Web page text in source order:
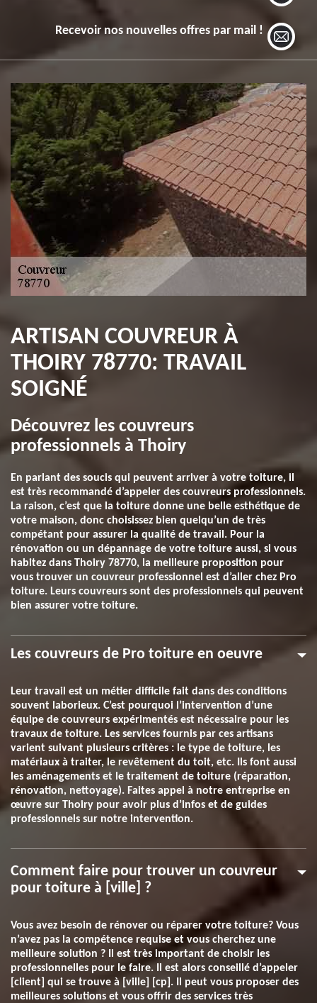
Recevoir nos nouvelles offres par mail !
ARTISAN COUVREUR À
THOIRY 78770: TRAVAIL
SOIGNÉ
Découvrez les couvreurs
professionnels à Thoiry
En parlant des soucis qui peuvent arriver à votre toiture, il
est très recommandé d’appeler des couvreurs professionnels.
La raison, c’est que la toiture donne une belle esthétique de
votre maison, donc choisissez bien quelqu’un de très
compétant pour assurer la qualité de travail. Pour la
rénovation ou un dépannage de votre toiture aussi, si vous
habitez dans Thoiry 78770, la meilleure proposition pour
vous trouver un couvreur professionnel est d’aller chez Pro
toiture. Leurs couvreurs sont des professionnels qui peuvent
bien assurer votre toiture.
Les couvreurs de Pro toiture en oeuvre
Leur travail est un métier difficile fait dans des conditions
souvent laborieux. C’est pourquoi l’intervention d’une
équipe de couvreurs expérimentés est nécessaire pour les
travaux de toiture. Les services fournis par ces artisans
varient suivant plusieurs critères : le type de toiture, les
matériaux à traiter, le revêtement du toit, etc. Ils font aussi
les aménagements et le traitement de toiture (réparation,
rénovation, nettoyage). Faites appel à notre entreprise en
œuvre sur Thoiry pour avoir plus d’infos et de guides
professionnels sur notre intervention.
Comment faire pour trouver un couvreur
pour toiture à [ville] ?
Vous avez besoin de rénover ou réparer votre toiture? Vous
n’avez pas la compétence requise et vous cherchez une
meilleure solution ? Il est très important de choisir les
professionnelles pour le faire. Il est alors conseillé d’appeler
[client] qui se trouve à [ville] [cp]. Il peut vous proposer des
meilleures solutions et vous offrir des services très